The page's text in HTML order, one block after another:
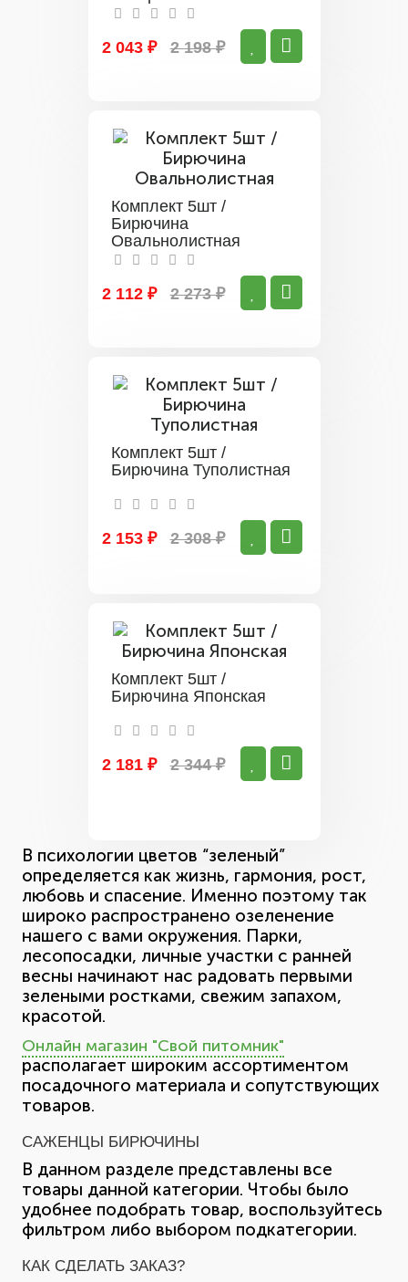
2 043 ₽ 2 198 ₽
Комплект 5шт /
Бирючина
Овальнолистная
2 112 ₽ 2 273 ₽
Комплект 5шт /
Бирючина Туполистная
2 153 ₽ 2 308 ₽
Комплект 5шт /
Бирючина Японская
2 181 ₽ 2 344 ₽
В психологии цветов “зеленый”
определяется как жизнь, гармония, рост,
любовь и спасение. Именно поэтому так
широко распространено озеленение
нашего с вами окружения. Парки,
лесопосадки, личные участки с ранней
весны начинают нас радовать первыми
зелеными ростками, свежим запахом,
красотой.
Онлайн магазин "Свой питомник"
располагает широким ассортиментом
посадочного материала и сопутствующих
товаров.
САЖЕНЦЫ БИРЮЧИНЫ
В данном разделе представлены все
товары данной категории. Чтобы было
удобнее подобрать товар, воспользуйтесь
фильтром либо выбором подкатегории.
КАК СДЕЛАТЬ ЗАКАЗ?